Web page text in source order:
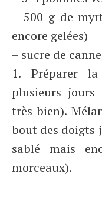
– 500 g de
encore gelées)
– sucre de
1. Préparer
plusieurs jours
très bien).
bout des doigts
sablé mais
morceaux).